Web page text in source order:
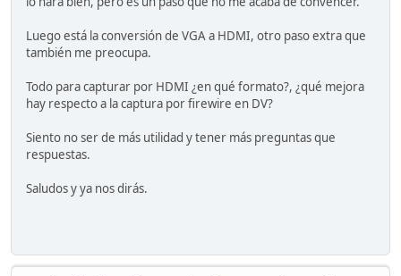
Luego está la conversión de VGA a HDMI, otro paso extra que
también me preocupa.
Todo para capturar por HDMI ¿en qué formato?, ¿qué mejora
hay respecto a la captura por firewire en DV?
Siento no ser de más utilidad y tener más preguntas que
respuestas.
Saludos y ya nos dirás.